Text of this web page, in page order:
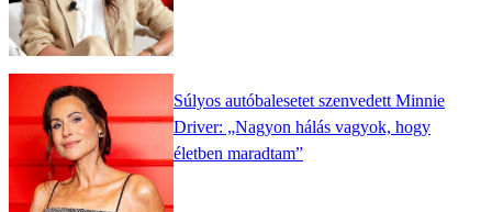
Súlyos autóbalesetet szenvedett Minnie
Driver: „Nagyon hálás vagyok, hogy
életben maradtam”